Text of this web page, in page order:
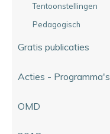
Tentoonstellingen
Pedagogisch
Gratis publicaties
Acties - Programma's
OMD